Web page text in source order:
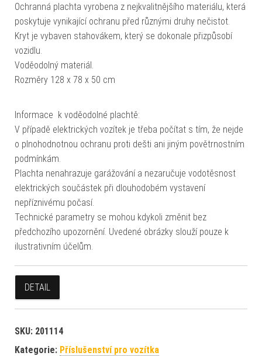
Ochranná plachta vyrobena z nejkvalitnějšího materiálu, která
poskytuje vynikající ochranu před různými druhy nečistot.
Kryt je vybaven stahovákem, který se dokonale přizpůsobí
vozidlu.
Voděodolný materiál.
Rozměry 128 x 78 x 50 cm
Informace k voděodolné plachtě:
V případě elektrických vozítek je třeba počítat s tím, že nejde
o plnohodnotnou ochranu proti dešti ani jiným povětrnostním
podmínkám.
Plachta nenahrazuje garážování a nezaručuje vodotěsnost
elektrických součástek při dlouhodobém vystavení
nepříznivému počasí.
Technické parametry se mohou kdykoli změnit bez
předchozího upozornění. Uvedené obrázky slouží pouze k
ilustrativním účelům.
DETAIL
SKU: 201114
Kategorie: Příslušenství pro vozítka